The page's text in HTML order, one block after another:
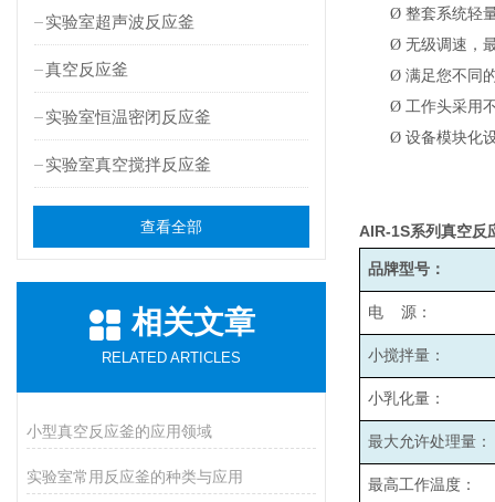
实验室超声波反应釜
真空反应釜
实验室恒温密闭反应釜
实验室真空搅拌反应釜
查看全部
相关文章
RELATED ARTICLES
小型真空反应釜的应用领域
实验室常用反应釜的种类与应用
Ø 整套系统轻
Ø 无级调速，
Ø 满足您不同
Ø 工作头采用
Ø 设备模块化
AIR-1S系列真空反
品牌型号：
电 源：
小搅拌量：
小乳化量：
最大允许处理量：
最高工作温度：